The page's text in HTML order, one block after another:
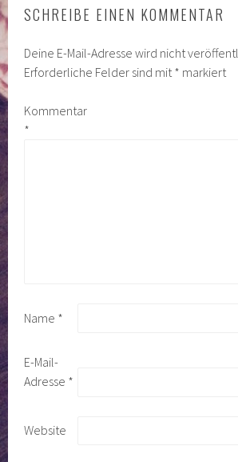
SCHREIBE EINEN KOMMENTAR
Deine E-Mail-Adresse wird nicht
Erforderliche Felder sind mit * markiert
Kommentar
*
Name *
E-Mail-
Adresse *
Website